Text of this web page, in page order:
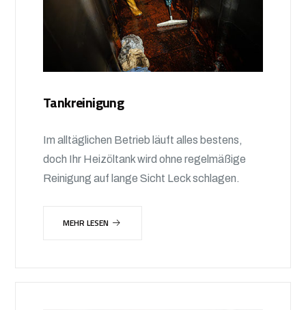
Tankreinigung
Im alltäglichen Betrieb läuft alles bestens,
doch Ihr Heizöltank wird ohne regelmäßige
Reinigung auf lange Sicht Leck schlagen.
MEHR LESEN